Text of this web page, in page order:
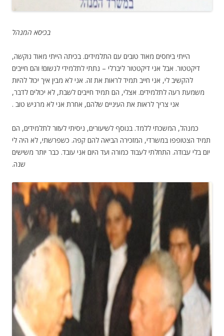
בכיסא המנהל
הייתי ביחסים מאוד טובים עם התלמידים. בכיתה הייתי מאוד נוקשה,
דיקטטור. אבל אני דיקטטור ליברלי – נתתי לתלמידי לנשום! והם חייבים
להקשיב לי, אני חייב תמיד לראות את זה. אני לא מבין איך יכול להיות
משמעת רעה לתלמידים. אצלי, הם תמיד חייבים לשבת, לא יכולים לדבר,
אני צריך לראות את העיניים שלהם, אחרת אני לא מרגיש טוב .
כמנהל, המשכתי ללמד. בנוסף לשיעורים, ניסיתי לעזור לתלמידים, הם
תמיד הצטופפו במשרדי, המזכירה הביאה להם קפה. כשפרשתי, לא היה לי
יום בלי עבודה. התחלתי לעבוד כמורה ועד היום אני עובד. כבר יותר משישים
שנה.